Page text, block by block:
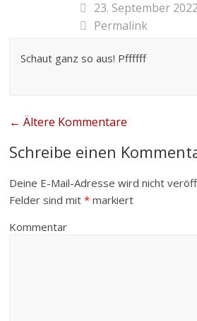
23. September
Permalink
Schaut ganz so aus! Pffffff
← Ältere Kommentare
Schreibe einen
Deine E-Mail-Adresse wird nicht
Felder sind mit* markiert
Kommentar